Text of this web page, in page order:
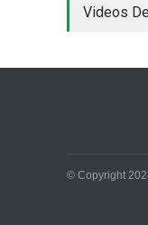
Videos
© Copyright